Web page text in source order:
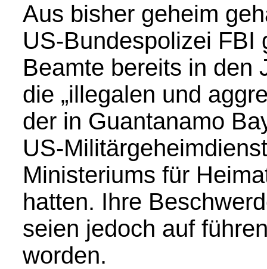
Aus bisher geheim
US-Bundespolizei FBI
Beamte bereits in den
die „illegalen und
der in Guantanamo
US-
Ministeriums für
hatten. Ihre
seien jedoch auf
worden.